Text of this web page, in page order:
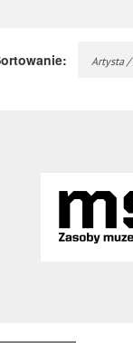
Artysta /